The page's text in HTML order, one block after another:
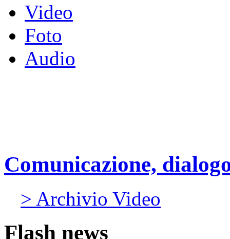
Video
Foto
Audio
Comunicazione,
> Archivio Video
Flash news